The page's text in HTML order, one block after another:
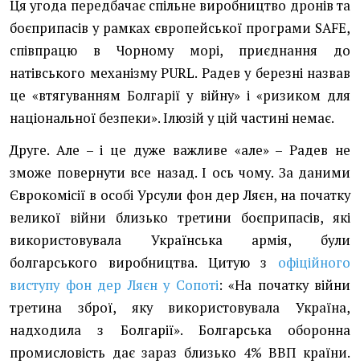
Ця угода передбачає спільне виробництво дронів та
боєприпасів у рамках європейської програми SAFE,
співпрацю в Чорному морі, приєднання до
натівського механізму PURL. Радев у березні назвав
це «втягуванням Болгарії у війну» і «ризиком для
національної безпеки». Ілюзій у цій частині немає.
Друге. Але – і це дуже важливе «але» – Радев не
зможе повернути все назад. І ось чому. За даними
Єврокомісії в особі Урсули фон дер Ляєн, на початку
великої війни близько третини боєприпасів, які
використовувала Українська армія, були
болгарського виробництва. Цитую з офіційного
виступу фон дер Ляєн у Сопоті: «На початку війни
третина зброї, яку використовувала Україна,
надходила з Болгарії». Болгарська оборонна
промисловість дає зараз близько 4% ВВП країни.